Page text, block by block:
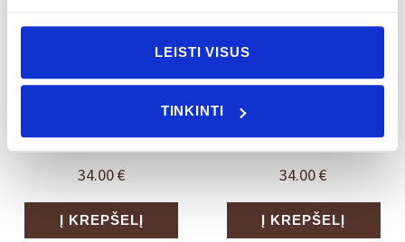
LEISTI VISUS
TINKINTI
Rankų muilo
papildymas ROSSO
NOBILE
34.00€
Į KREPŠELĮ
Rankų muilo
papildymas VERBENA
34.00€
Į KREPŠELĮ